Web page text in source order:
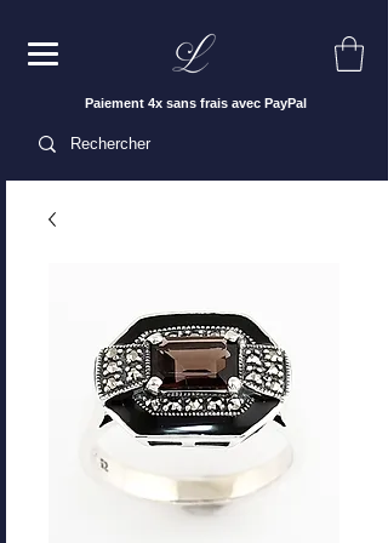
Paiement 4x sans frais avec PayPal